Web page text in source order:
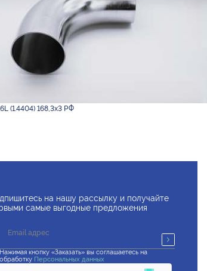
(1.4404) 168,3х3 РФ
на нашу рассылку и получайте
самые выгодные предложения
Нажимая кнопку «Заказать» вы соглашаетесь на
обработку Персональных данных